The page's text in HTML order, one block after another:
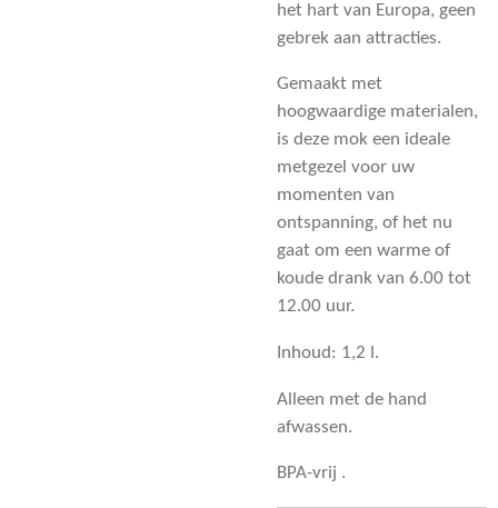
het hart van Europa, geen
gebrek aan attracties.
Gemaakt met
hoogwaardige materialen,
is deze mok een ideale
metgezel voor uw
momenten van
ontspanning, of het nu
gaat om een ​​warme of
koude drank van 6.00 tot
12.00 uur.
Inhoud: 1,2 l.
Alleen met de hand
afwassen.
BPA-vrij .